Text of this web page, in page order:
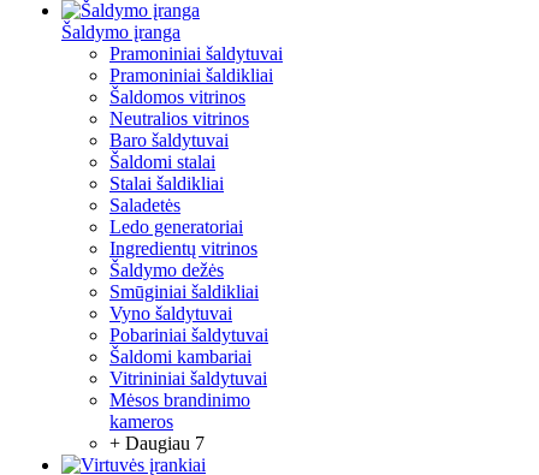
Šaldymo įranga
Pramoniniai šaldytuvai
Pramoniniai šaldikliai
Šaldomos vitrinos
Neutralios vitrinos
Baro šaldytuvai
Šaldomi stalai
Stalai šaldikliai
Saladetės
Ledo generatoriai
Ingredientų vitrinos
Šaldymo dežės
Smūginiai šaldikliai
Vyno šaldytuvai
Pobariniai šaldytuvai
Šaldomi kambariai
Vitrininiai šaldytuvai
Mėsos brandinimo
kameros
+ Daugiau 7